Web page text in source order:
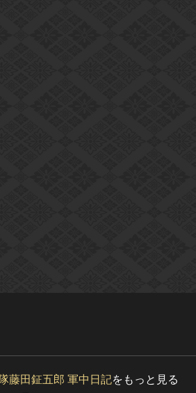
藤田鉦五郎 軍中日記をもっと見る